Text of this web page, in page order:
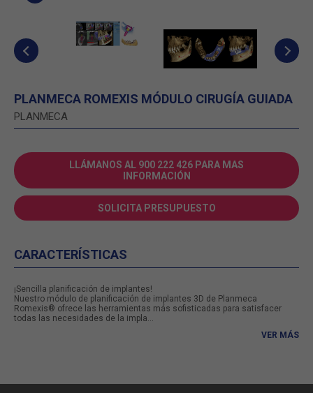
PLANMECA ROMEXIS MÓDULO CIRUGÍA GUIADA
PLANMECA
LLÁMANOS AL 900 222 426 PARA MAS
INFORMACIÓN
SOLICITA PRESUPUESTO
CARACTERÍSTICAS
¡Sencilla planificación de implantes!
Nuestro módulo de planificación de implantes 3D de Planmeca
Romexis® ofrece las herramientas más sofisticadas para satisfacer
todas las necesidades de la impla...
VER MÁS